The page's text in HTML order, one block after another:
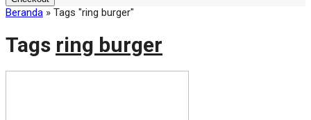
Beranda » Tags "ring burger"
Tags ring burger